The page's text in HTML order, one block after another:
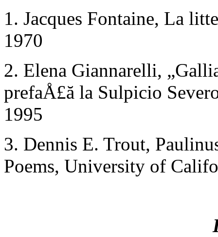
1. Jacques Fontaine, La
1970
2. Elena Giannarelli,
prefaÅ£ă la Sulpicio
1995
3. Dennis E. Trout,
Poems, University of